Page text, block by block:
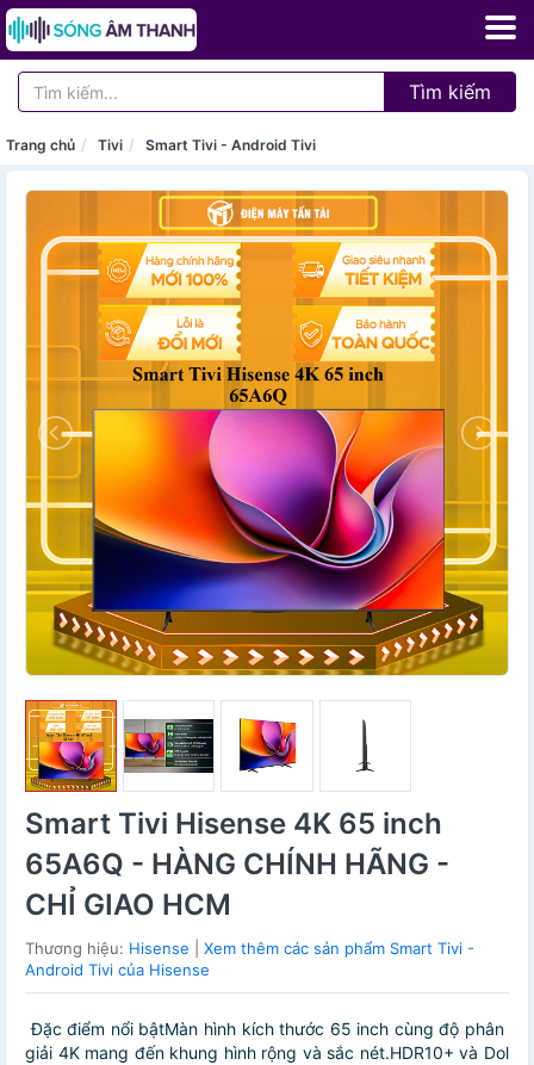
Tìm kiếm
Trang chủ Tivi Smart Tivi - Android Tivi
Smart Tivi Hisense 4K 65 inch
65A6Q - HÀNG CHÍNH HÃNG -
CHỈ GIAO HCM
Thương hiệu: Hisense
Xem thêm các sản phẩm Smart Tivi -
Android Tivi của Hisense
Đặc điểm nổi bậtMàn hình kích thước 65 inch cùng độ phân
giải 4K mang đến khung hình rộng và sắc nét.HDR10+ và Dol